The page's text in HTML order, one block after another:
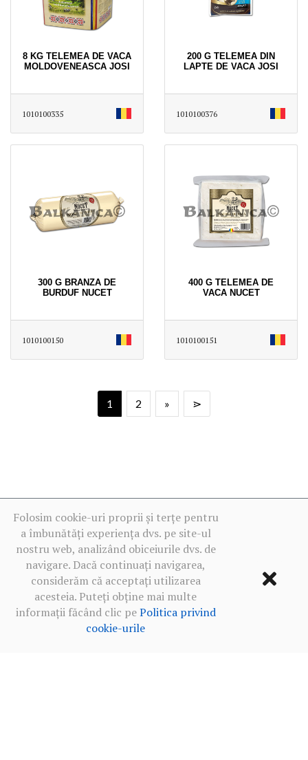
8 KG TELEMEA DE VACA
MOLDOVENEASCA JOSI
1010100335
200 G TELEMEA DIN
LAPTE DE VACA JOSI
1010100376
300 G BRANZA DE
BURDUF NUCET
1010100150
400 G TELEMEA DE
VACA NUCET
1010100151
1 2 » ⋗
Folosim cookie-uri proprii și terțe pentru
a îmbunătăți experiența dvs. pe site-ul
nostru web, analizând obiceiurile dvs. de
navigare. Dacă continuați navigarea,
considerăm că acceptați utilizarea
acesteia. Puteți obține mai multe
informații făcând clic pePolitica privind
cookie-urile